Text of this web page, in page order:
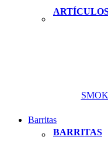
Barritas
BARRITAS